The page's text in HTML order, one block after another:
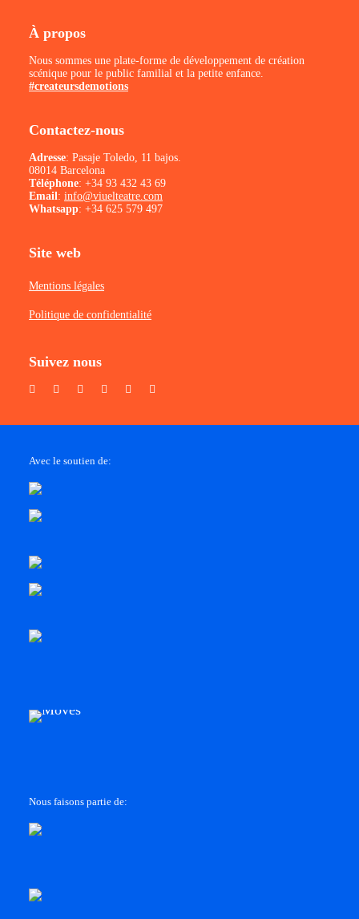
À propos
Nous sommes une plate-forme de développement de création
scénique pour le public familial et la petite enfance.
#createursdemotions
Contactez-nous
Adresse: Pasaje Toledo, 11 bajos.
08014 Barcelona
Téléphone: +34 93 432 43 69
Email: info@viuelteatre.com
Whatsapp: +34 625 579 497
Site web
Mentions légales
Politique de confidentialité
Suivez nous
Avec le soutien de:
Nous faisons partie de: